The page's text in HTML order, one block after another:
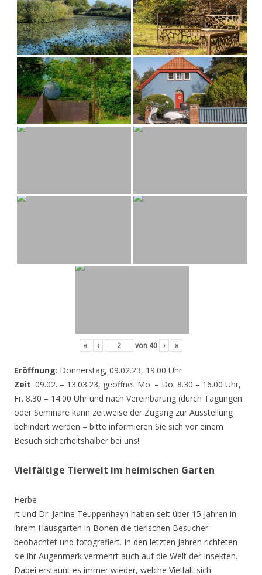
« ‹ von 40 › »
Eröffnung: Donnerstag, 09.02.23, 19.00 Uhr
Zeit: 09.02. – 13.03.23, geöffnet Mo. – Do. 8.30 – 16.00 Uhr,
Fr. 8.30 – 14.00 Uhr und nach Vereinbarung (durch Tagungen
oder Seminare kann zeitweise der Zugang zur Ausstellung
behindert werden – bitte informieren Sie sich vor einem
Besuch sicherheitshalber bei uns!
Vielfältige Tierwelt im heimischen Garten
Herbe
rt und Dr. Janine Teuppenhayn haben seit über 15 Jahren in
ihrem Hausgarten in Bönen die tierischen Besucher
beobachtet und fotografiert. In den letzten Jahren richteten
sie ihr Augenmerk vermehrt auch auf die Welt der Insekten.
Dabei erstaunt es immer wieder, welche Vielfalt sich